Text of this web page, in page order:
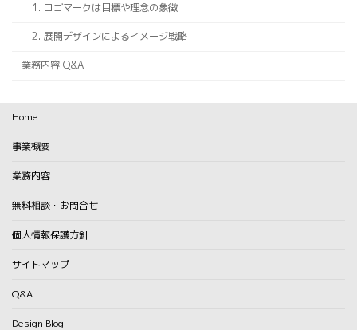
1. ロゴマークは目標や理念の象徴
2. 展開デザインによるイメージ戦略
業務内容 Q&A
Home
事業概要
業務内容
無料相談・お問合せ
個人情報保護方針
サイトマップ
Q&A
Design Blog